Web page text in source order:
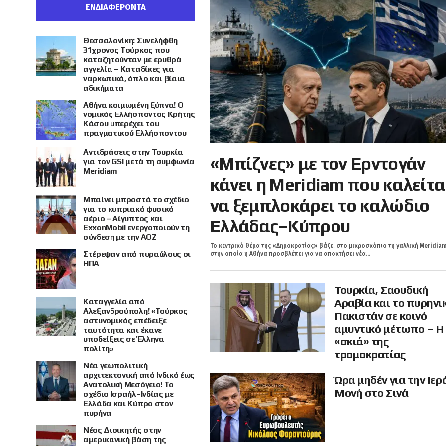
«Μπίζνες» με τον Ερντογάν
κάνει η Meridiam που
να ξεμπλοκάρει το καλώδιο
Ελλάδας–Κύπρου
Το κεντρικό θέμα της «Δημοκρατίας» βάζει στο μικροσκόπιο τη γαλλική
στην οποία η Αθήνα προσβλέπει για να αποκτήσει νέα...
Τουρκία, Σαουδική
Αραβία και το
Πακιστάν σε κοινό
αμυντικό μέτωπο – Η
«σκιά» της
τρομοκρατίας
Ώρα μηδέν για την
Μονή στο Σινά
ΕΝΔΙΑΦΕΡΟΝΤΑ
Θεσσαλονίκη: Συνελήφθη
31χρονος Τούρκος που
καταζητούνταν με ερυθρά
αγγελία – Καταδίκες για
ναρκωτικά, όπλο και βίαια
αδικήματα
Αθήνα κοιμωμένη ξύπνα! Ο
νομικός Ελλήσποντος Κρήτης
Κάσου υπερέχει του
πραγματικού Ελλήσποντου
Αντιδράσεις στην Τουρκία
για τον GSI μετά τη συμφωνία
Meridiam
Μπαίνει μπροστά το σχέδιο
για το κυπριακό φυσικό
αέριο – Αίγυπτος και
ExxonMobil ενεργοποιούν τη
σύνδεση με την ΑΟΖ
Στέρεψαν από πυραύλους οι
ΗΠΑ
Καταγγελία από
Αλεξανδρούπολη! «Τούρκος
αστυνομικός επέδειξε
ταυτότητα και έκανε
υποδείξεις σε Έλληνα
πολίτη»
Νέα γεωπολιτική
αρχιτεκτονική από Ινδικό έως
Ανατολική Μεσόγειο! Το
σχέδιο Ισραήλ–Ινδίας με
Ελλάδα και Κύπρο στον
πυρήνα
Νέος Διοικητής στην
αμερικανική βάση της